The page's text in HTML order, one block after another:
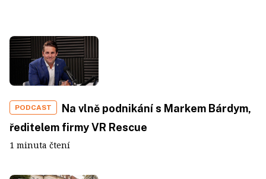
PODCAST
Na vlně podnikání s Markem Bárdym,
ředitelem firmy VR Rescue
1 minuta čtení